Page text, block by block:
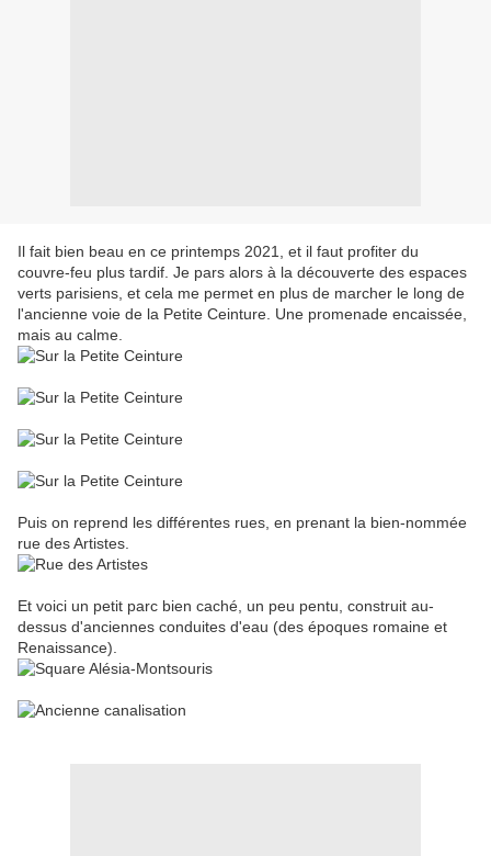
Il fait bien beau en ce printemps 2021, et il faut profiter du
couvre-feu plus tardif. Je pars alors à la découverte des espaces
verts parisiens, et cela me permet en plus de marcher le long de
l'ancienne voie de la Petite Ceinture. Une promenade encaissée,
mais au calme.
Puis on reprend les différentes rues, en prenant la bien-nommée
rue des Artistes.
Et voici un petit parc bien caché, un peu pentu, construit au-
dessus d'anciennes conduites d'eau (des époques romaine et
Renaissance).